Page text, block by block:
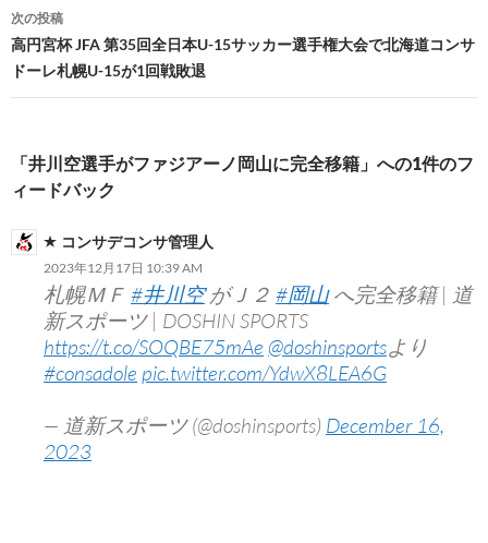
ビ
ゲ
ー
ョ
ン
次の投稿
高円宮杯 JFA 第35回全日本U-15サッカー選手権大会で北海道コンサ
ドーレ札幌U-15が1回戦敗退
「井川空選手がファジアーノ岡山に完全移籍」への1件のフ
ィードバック
コンサデコンサ管理人
2023年12月17日 10:39 AM
札幌ＭＦ #井川空がＪ２ #岡山へ完全移籍 | 道
新スポーツ | DOSHIN SPORTS
https://t.co/SOQBE75mAe @doshinsportsより
#consadole pic.twitter.com/YdwX8LEA6G
— 道新スポーツ (@doshinsports) December 16,
2023